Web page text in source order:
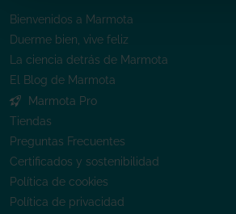
Bienvenidos a Marmota
Duerme bien, vive feliz
La ciencia detrás de Marmota
El Blog de Marmota
Marmota Pro
Tiendas
Preguntas Frecuentes
Certificados y sostenibilidad
Política de cookies
Política de privacidad